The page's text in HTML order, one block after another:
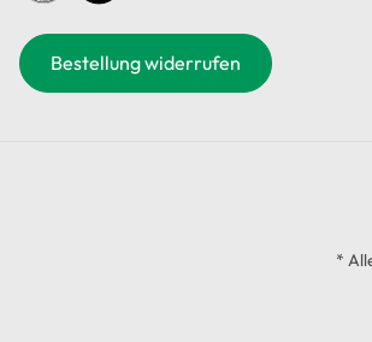
Bestellung widerrufen
*